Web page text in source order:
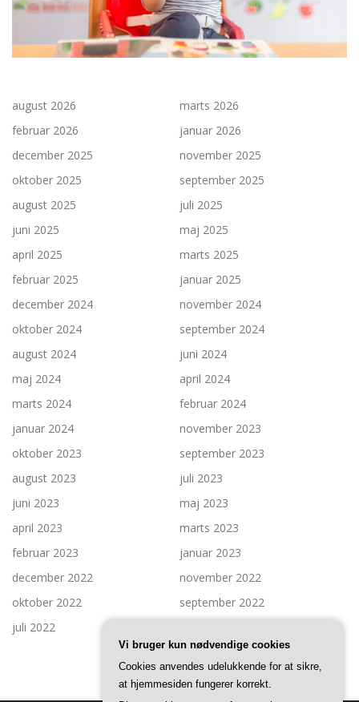
august 2026
marts 2026
februar 2026
januar 2026
december 2025
november 2025
oktober 2025
september 2025
august 2025
juli 2025
juni 2025
maj 2025
april 2025
marts 2025
februar 2025
januar 2025
december 2024
november 2024
oktober 2024
september 2024
august 2024
juni 2024
maj 2024
april 2024
marts 2024
februar 2024
januar 2024
november 2023
oktober 2023
september 2023
august 2023
juli 2023
juni 2023
maj 2023
april 2023
marts 2023
februar 2023
januar 2023
december 2022
november 2022
oktober 2022
september 2022
juli 2022
Vi bruger kun nødvendige cookies
Cookies anvendes udelukkende for at sikre,
at hjemmesiden fungerer korrekt.